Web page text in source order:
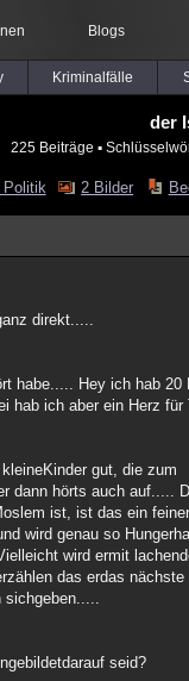
Blogs
Kriminalfälle
der
225 Beiträge ▪
Politik 2 Bilder
direkt.....
habe..... Hey ich hab 20
hab ich aber ein Herz
gut, die zum
dann hörts auch auf.....
ist, ist das ein
wird genau so
wird ermit
das erdas
sichgeben.....
seid?